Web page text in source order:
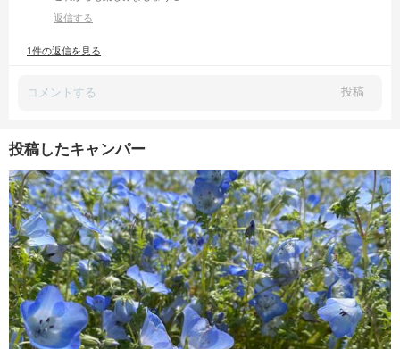
返信する
1件の返信を見る
投稿
投稿したキャンパー